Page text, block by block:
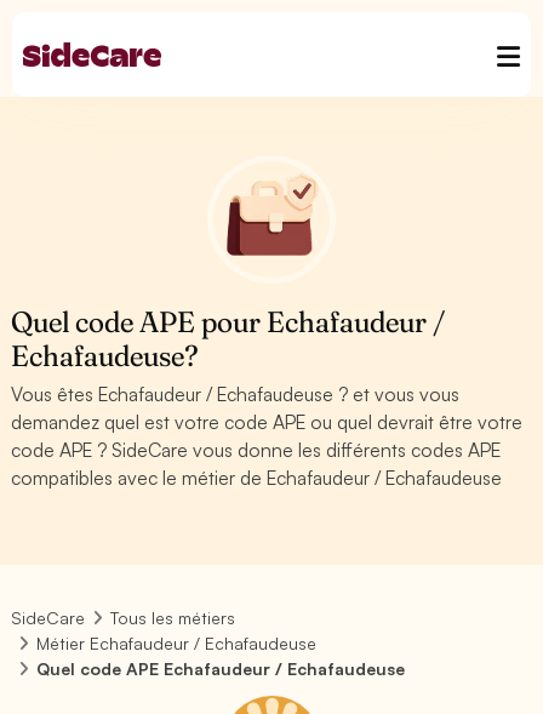
Quel code APE pour Echafaudeur /
Echafaudeuse?
Vous êtes Echafaudeur / Echafaudeuse ? et vous vous
demandez quel est votre code APE ou quel devrait être votre
code APE ? SideCare vous donne les différents codes APE
compatibles avec le métier de Echafaudeur / Echafaudeuse
SideCare
Tous les métiers
Métier Echafaudeur / Echafaudeuse
Quel code APE Echafaudeur / Echafaudeuse